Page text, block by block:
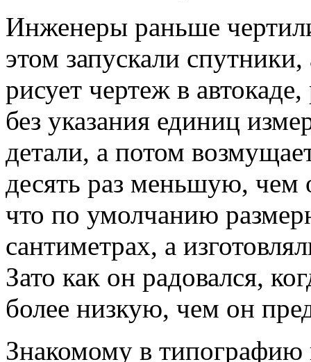
Инженеры раньше
этом запускали
рисует чертеж в
без указания единиц
детали, а потом
десять раз меньшую, чем
что по умолчанию
сантиметрах, а
Зато как он радовался,
более низкую, чем он
Знакомому в типографию